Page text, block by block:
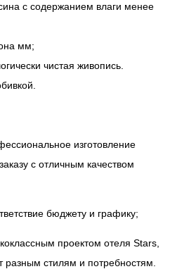
с содержанием влаги менее
мм;
чистая живопись.
изготовление
с отличным качеством
бюджету и графику;
проектом отеля Stars,
стилям и потребностям.